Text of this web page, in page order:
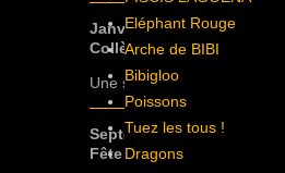
Eléphant Rouge
Arche de BIBI
Bibigloo
Poissons
Tuez les tous !
Dragons
Janvier et Février 2024
Collège Pierre et Marie
Une série de 16 ateliers
Septembre à décembre
Fête des Lumières –